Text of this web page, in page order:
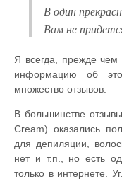
В один
Вам не
Я всегда, прежде чем
информацию об
множество отзывов.
В большинстве
Cream) оказались
для депиляции,
нет и т.п., но есть
только в интернете.